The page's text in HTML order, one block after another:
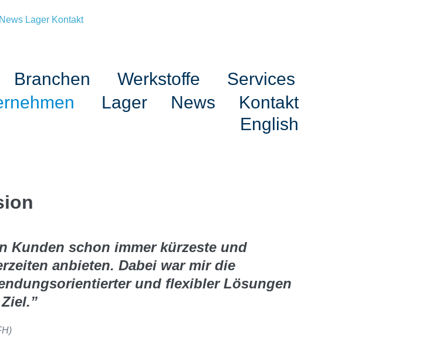
News Lager Kontakt
Branchen Werkstoffe
Services
Lager News
Kontakt
English
Kunden schon immer kürzeste und
anbieten. Dabei war mir die
und flexibler Lösungen